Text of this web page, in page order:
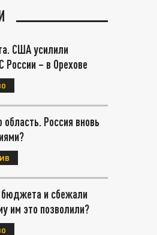
США усилили
России – в Орехове
Россия вновь
бюджета и сбежали
им это позволили?